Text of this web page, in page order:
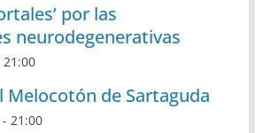
por las
neurodegenerativas
21:00
Melocotón de Sartaguda
21:00